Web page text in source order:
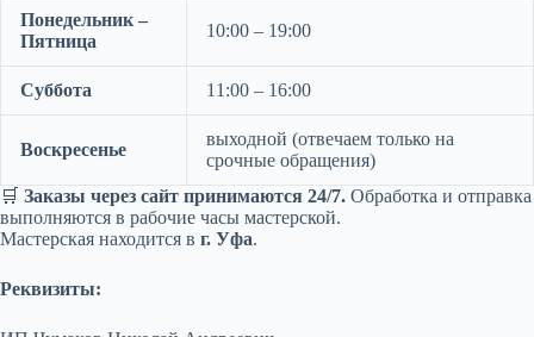
Понедельник –
Пятница
10:00 – 19:00
Суббота 11:00 – 16:00
Воскресенье
выходной (отвечаем только на
срочные обращения)
🛒 Заказы через сайт принимаются 24/7. Обработка и отправка
выполняются в рабочие часы мастерской.
Мастерская находится в г. Уфа.
Реквизиты: